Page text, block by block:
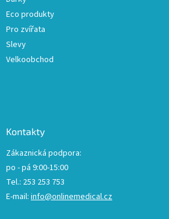
Eco produkty
Pro zvířata
Slevy
Velkoobchod
Kontakty
Zákaznická podpora:
po - pá 9:00-15:00
Tel.: 253 253 753
E-mail: info@onlinemedical.cz